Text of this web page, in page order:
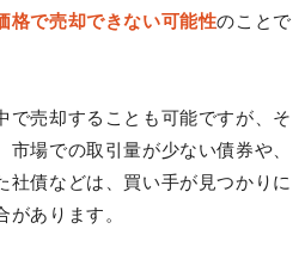
格で売却できない可能性のことで
で売却することも可能ですが、そ
場での取引量が少ない債券や、
社債などは、買い手が見つかりに
があります。